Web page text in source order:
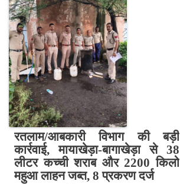
रतलाम/आबकारी विभाग की बड़ी
कार्रवाई, मायाखेड़ा-बागाखेड़ा से 38
लीटर कच्ची शराब और 2200 किलो
महुआ लाहन जब्त, 8 प्रकरण दर्ज